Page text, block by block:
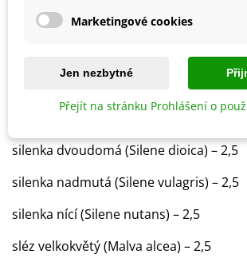
rozrazil ožankový (Veronica teucrium) –
řebříček bertrám (Achillea ptarmica) –
řebříček obecný (Achillea millefolium)
řepík lékařský (Agrimonia eupatoria) – 4
silenka dvoudomá (Silene dioica) – 2,5
silenka nadmutá (Silene vulagris) – 2,5
silenka nící (Silene nutans) – 2,5
sléz velkokvětý (Malva alcea) – 2,5
Marketingové cookies
Jen nezbytné
Přejít na stránku Prohlášení o